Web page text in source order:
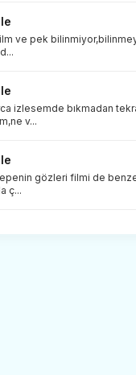
ve pek
izlesemde bıkmadan
v...
gözleri filmi de
ç...